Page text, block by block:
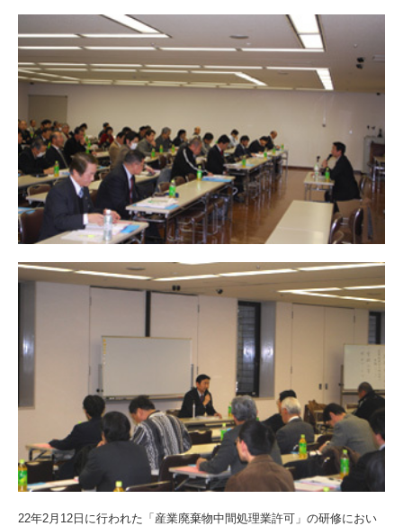
22年2月12日に行われた「産業廃棄物中間処理業許可」の研修におい